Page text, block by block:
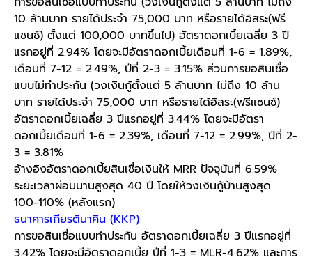
10 ล้านบาท รายได้ประจำ 75,000 บาท หรือรายได้อิสระ(ฟรี
แชนซ์) ตั้งแต่ 100,000 บาทขึ้นไป) อัตราดอกเบี้ยเฉลี่ย 3 ปี
แรกอยู่ที่ 2.94% โดยจะมีอัตราดอกเบี้ยเดือนที่ 1-6 = 1.89%,
เดือนที่ 7-12 = 2.49%, ปีที่ 2-3 = 3.15% ส่วนการขอสินเชื่อ
แบบไม่ทำประกัน (วงเงินกู้ตั้งแต่ 5 ล้านบาท ไม่ถึง 10 ล้าน
บาท รายได้ประจำ 75,000 บาท หรือรายได้อิสระ(ฟรีแชนซ์)
อัตราดอกเบี้ยเฉลี่ย 3 ปีแรกอยู่ที่ 3.44% โดยจะมีอัตรา
ดอกเบี้ยเดือนที่ 1-6 = 2.39%, เดือนที่ 7-12 = 2.99%, ปีที่ 2-
3 = 3.81%
อ้างอิงอัตราดอกเบี้ยสินเชื่อเงินให้ MRR ปัจจุบันที่ 6.59%
ระยะเวลาผ่อนนานสูงสุด 40 ปี โดยให้วงเงินกู้บ้านสูงสุด
100-110% (หลังแรก)
ธนาคารเกียรตินาคิน (KKP)
การขอสินเชื่อแบบทำประกัน อัตราดอกเบี้ยเฉลี่ย 3 ปีแรกอยู่ที่
3.42% โดยจะมีอัตราดอกเบี้ย ปีที่ 1-3 = MLR-4.62% และการ